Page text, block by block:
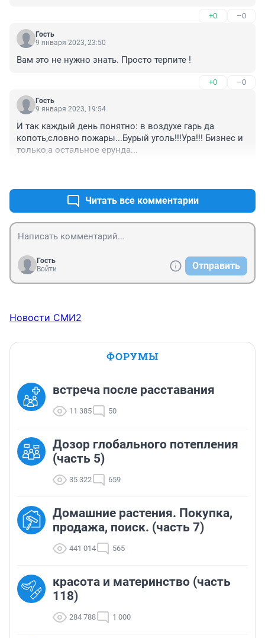
+0 –0
Гость
9 января 2023, 23:50
Вам это не нужно знать. Просто терпите !
+0 –0
Гость
9 января 2023, 19:54
И так каждый день понятно: в воздухе гарь да
копоть,словно пожары...Бурый уголь!!!Ура!!! Бизнес и
только,а остальное ерунда...
Читать все комментарии
Гость
Войти
Отправить
Новости СМИ2
ФОРУМЫ
встреча после расставания
11 385 50
Дозор глобального потепления
(часть 5)
35 322 659
Домашние растения. Покупка,
продажа, поиск. (часть 7)
441 014 565
красота и материнство (часть
118)
284 788 1 000